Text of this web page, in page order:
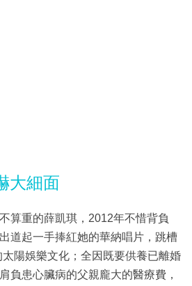
大細面
算重的薛凱琪，2012年不惜背負
道起一手捧紅她的華納唱片，跳槽
陽娛樂文化；全因既要供養已離婚
負患心臟病的父親龐大的醫療費，